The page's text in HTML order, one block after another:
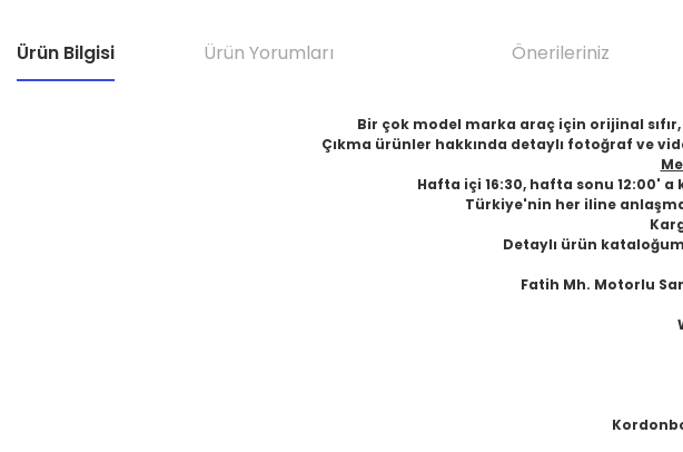
Ürün Bilgisi Ürün Yorumları Önerileriniz
Bir çok model marka araç için orijinal
Çıkma ürünler hakkında detaylı fotoğraf ve
Hafta içi 16:30, hafta sonu 12:00'
Türkiye'nin her iline
Detaylı ürün
Fatih Mh. Motorlu